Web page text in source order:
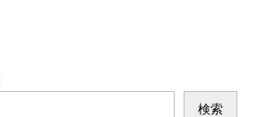
検索